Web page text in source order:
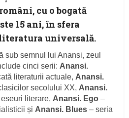
cu o bogată
15 ani, în sfera
universală.
sub semnul lui Anansi, zeul
cinci serii: Anansi.
literaturii actuale, Anansi.
secolului XX, Anansi.
literare, Anansi. Ego –
și Anansi. Blues – seria